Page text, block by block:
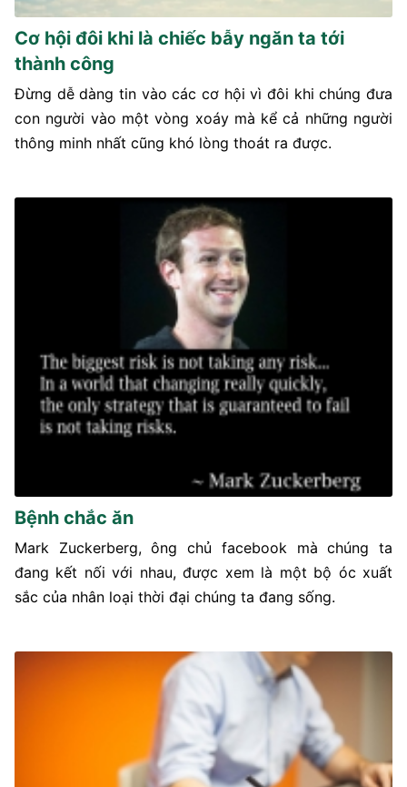
Cơ hội đôi khi là chiếc bẫy ngăn ta tới
thành công
Đừng dễ dàng tin vào các cơ hội vì đôi khi chúng đưa
con người vào một vòng xoáy mà kể cả những người
thông minh nhất cũng khó lòng thoát ra được.
Bệnh chắc ăn
Mark Zuckerberg, ông chủ facebook mà chúng ta
đang kết nối với nhau, được xem là một bộ óc xuất
sắc của nhân loại thời đại chúng ta đang sống.